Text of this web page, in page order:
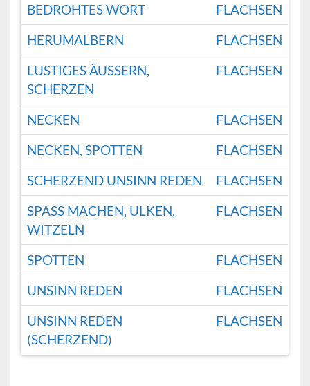
BEDROHTES WORT
FLACHSEN
HERUMALBERN
FLACHSEN
LUSTIGES ÄUSSERN, S
CHERZEN
FLACHSEN
NECKEN
FLACHSEN
NECKEN, SPOTTEN
FLACHSEN
SCHERZEND UNSINN REDEN
FLACHSEN
SPASS MACHEN, ULKEN, W
ITZELN
FLACHSEN
SPOTTEN
FLACHSEN
UNSINN REDEN
FLACHSEN
UNSINN REDEN
(SCHERZEND)
FLACHSEN